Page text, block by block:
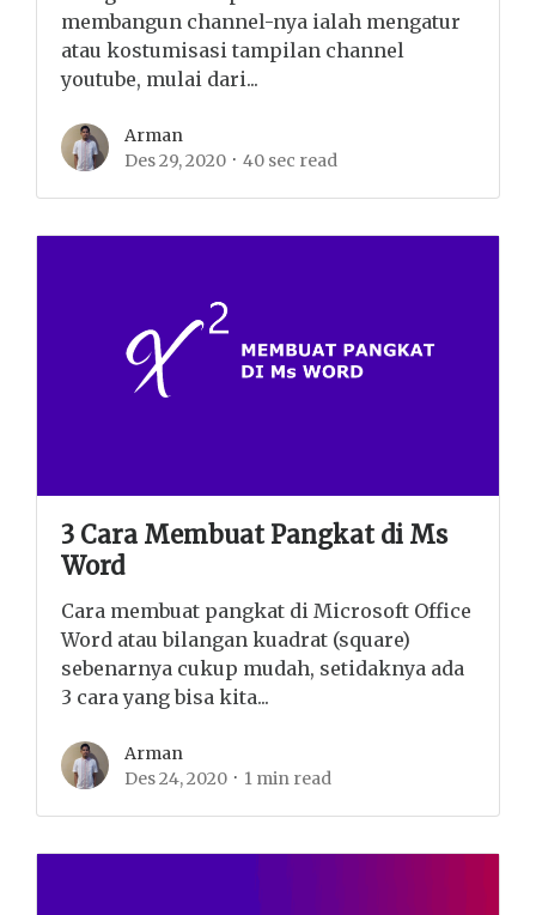
membangun channel-nya ialah mengatur
atau kostumisasi tampilan channel
youtube, mulai dari...
Arman
Des 29, 2020
40 sec read
3 Cara Membuat Pangkat di Ms
Word
Cara membuat pangkat di Microsoft Office
Word atau bilangan kuadrat (square)
sebenarnya cukup mudah, setidaknya ada
3 cara yang bisa kita...
Arman
Des 24, 2020
1 min read